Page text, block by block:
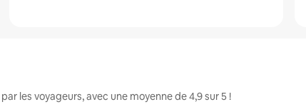
les voyageurs, avec une moyenne de 4,9 sur 5 !